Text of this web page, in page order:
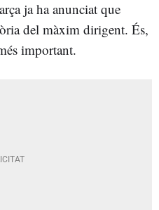
ja ha anunciat que
del màxim dirigent. És,
important.